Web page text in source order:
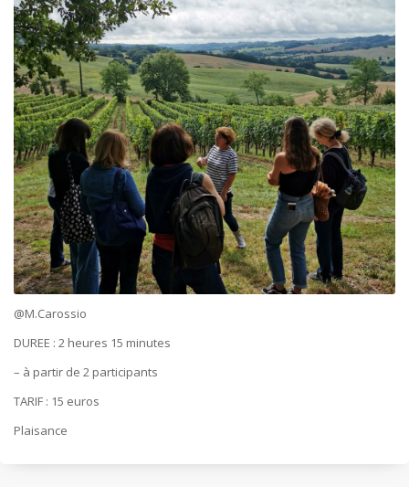
@M.Carossio
DUREE : 2 heures 15 minutes
– à partir de 2 participants
TARIF : 15 euros
Plaisance